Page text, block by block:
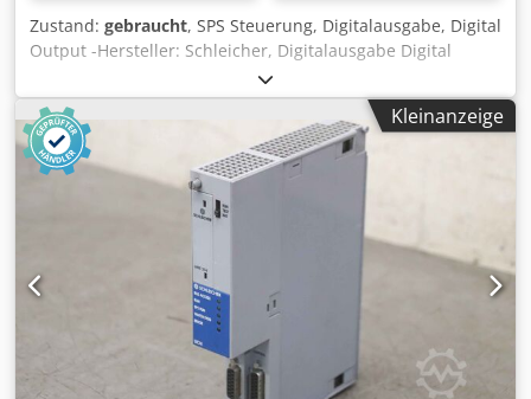
Zustand: gebraucht, SPS Steuerung, Digitalausgabe, Digital
Output -Hersteller: Schleicher, Digitalausgabe Digital
Output 24VDC/2A -Typ: UBA 2A 31407502 -Anzahl: 2x
Modul vorhanden -Preis: pro Stück Csdpfeqku I Tox Agkorf
-Abmessungen: 150/35/H200 mm -Gewicht: 0,5 kg/StKleinanzeige